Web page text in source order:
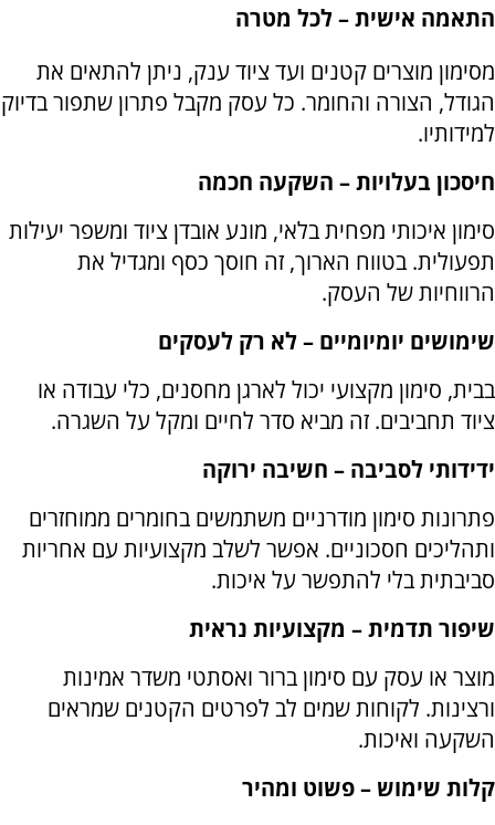
התאמה אישית – לכל מטרה
מסימון מוצרים קטנים ועד ציוד ענק, ניתן להתאים את
הגודל, הצורה והחומר. כל עסק מקבל פתרון שתפור בדיוק
למידותיו.
חיסכון בעלויות – השקעה חכמה
סימון איכותי מפחית בלאי, מונע אובדן ציוד ומשפר יעילות
תפעולית. בטווח הארוך, זה חוסך כסף ומגדיל את
הרווחיות של העסק.
שימושים יומיומיים – לא רק לעסקים
בבית, סימון מקצועי יכול לארגן מחסנים, כלי עבודה או
ציוד תחביבים. זה מביא סדר לחיים ומקל על השגרה.
ידידותי לסביבה – חשיבה ירוקה
פתרונות סימון מודרניים משתמשים בחומרים ממוחזרים
ותהליכים חסכוניים. אפשר לשלב מקצועיות עם אחריות
סביבתית בלי להתפשר על איכות.
שיפור תדמית – מקצועיות נראית
מוצר או עסק עם סימון ברור ואסתטי משדר אמינות
ורצינות. לקוחות שמים לב לפרטים הקטנים שמראים
השקעה ואיכות.
קלות שימוש – פשוט ומהיר